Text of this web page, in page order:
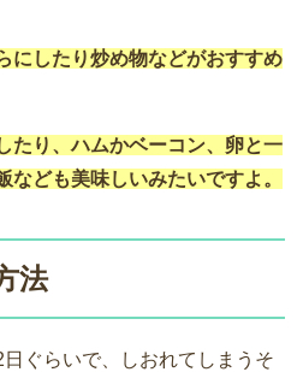
にしたり炒め物などがおすすめ
たり、ハムかベーコン、卵と一
ども美味しいみたいですよ。
法
ぐらいで、しおれてしまうそ